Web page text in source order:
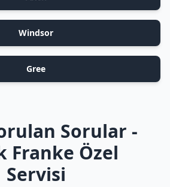
Windsor
Gree
Sorular -
Franke Özel
Servisi